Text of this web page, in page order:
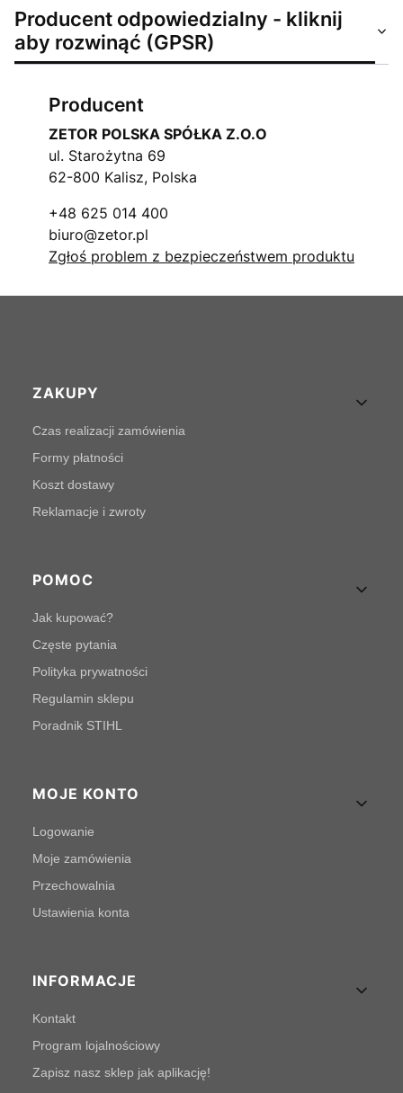
Producent odpowiedzialny - kliknij
aby rozwinąć (GPSR)
Producent
ZETOR POLSKA SPÓŁKA Z.O.O
ul. Starożytna 69
62-800 Kalisz, Polska
+48 625 014 400
biuro@zetor.pl
Zgłoś problem z bezpieczeństwem produktu
Linki w stopce
ZAKUPY
Czas realizacji zamówienia
Formy płatności
Koszt dostawy
Reklamacje i zwroty
POMOC
Jak kupować?
Częste pytania
Polityka prywatności
Regulamin sklepu
Poradnik STIHL
MOJE KONTO
Logowanie
Moje zamówienia
Przechowalnia
Ustawienia konta
INFORMACJE
Kontakt
Program lojalnościowy
Zapisz nasz sklep jak aplikację!